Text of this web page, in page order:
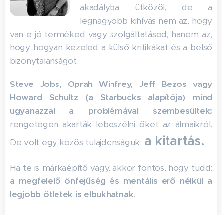
akadályba ütközöl, de a
legnagyobb kihívás nem az, hogy
van-e jó terméked vagy szolgáltatásod, hanem az,
hogy hogyan kezeled a külső kritikákat és a belső
bizonytalanságot.
Steve Jobs, Oprah Winfrey, Jeff Bezos vagy
Howard Schultz (a Starbucks alapítója) mind
ugyanazzal a problémával szembesültek:
rengetegen akarták lebeszélni őket az álmaikról.
De volt egy közös tulajdonságuk: a kitartás.
Ha te is márkaépítő vagy, akkor fontos, hogy tudd:
a megfelelő önfejűség és mentális erő nélkül a
legjobb ötletek is elbukhatnak.